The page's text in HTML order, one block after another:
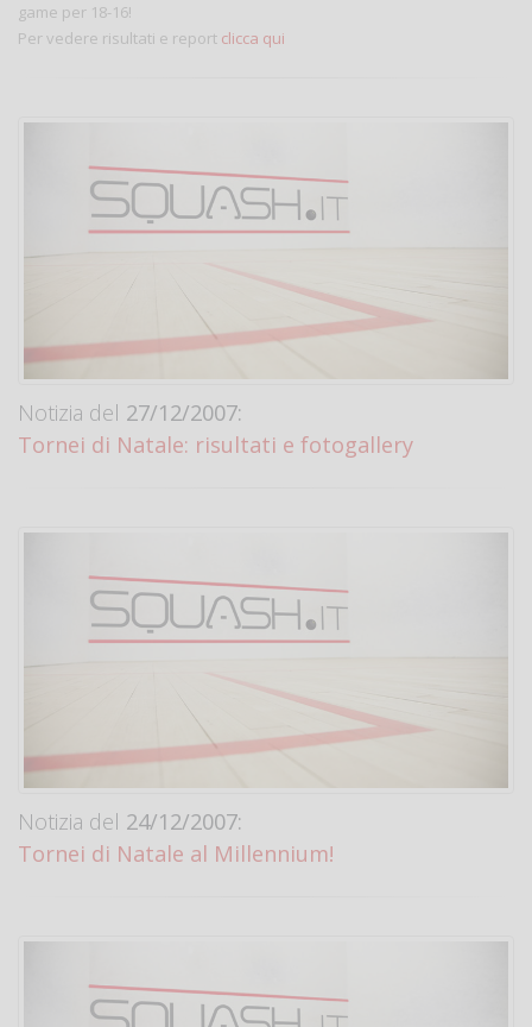
game per 18-16!
Per vedere risultati e report clicca qui
Notizia del 27/12/2007:
Tornei di Natale: risultati e fotogallery
Notizia del 24/12/2007:
Tornei di Natale al Millennium!